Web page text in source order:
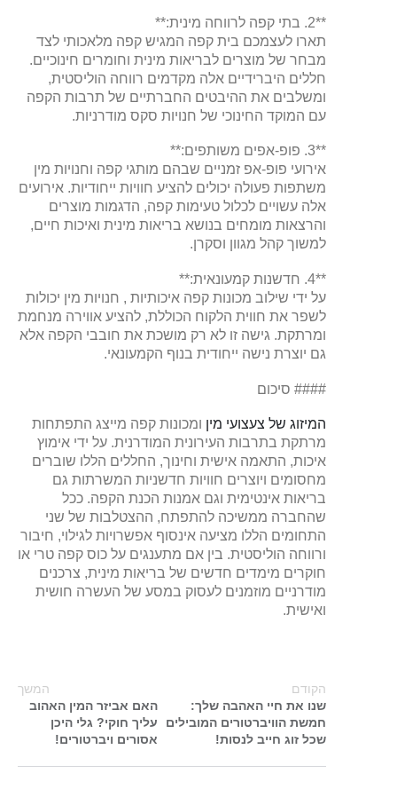
**2. בתי קפה לרווחה מינית:**
תארו לעצמכם בית קפה המגיש קפה מלאכותי לצד
מבחר של מוצרים לבריאות מינית וחומרים חינוכיים.
חללים היברידיים אלה מקדמים רווחה הוליסטית,
ומשלבים את ההיבטים החברתיים של תרבות הקפה
עם המוקד החינוכי של חנויות סקס מודרניות.
**3. פופ-אפים משותפים:**
אירועי פופ-אפ זמניים שבהם מותגי קפה וחנויות מין
משתפות פעולה יכולים להציע חוויות ייחודיות. אירועים
אלה עשויים לכלול טעימות קפה, הדגמות מוצרים
והרצאות מומחים בנושא בריאות מינית ואיכות חיים,
למשוך קהל מגוון וסקרן.
**4. חדשנות קמעונאית:**
על ידי שילוב מכונות קפה איכותיות , חנויות מין יכולות
לשפר את חווית הלקוח הכוללת, להציע אווירה מנחמת
ומרתקת. גישה זו לא רק מושכת את חובבי הקפה אלא
גם יוצרת נישה ייחודית בנוף הקמעונאי.
#### סיכום
המיזוג של צעצועי מין ומכונות קפה מייצג התפתחות
מרתקת בתרבות העירונית המודרנית. על ידי אימוץ
איכות, התאמה אישית וחינוך, החללים הללו שוברים
מחסומים ויוצרים חוויות חדשניות המשרתות גם
בריאות אינטימית וגם אמנות הכנת הקפה. ככל
שהחברה ממשיכה להתפתח, ההצטלבות של שני
התחומים הללו מציעה אינסוף אפשרויות לגילוי, חיבור
ורווחה הוליסטית. בין אם מתענגים על כוס קפה טרי או
חוקרים מימדים חדשים של בריאות מינית, צרכנים
מודרניים מוזמנים לעסוק במסע של העשרה חושית
ואישית.
הקודם
שנו את חיי האהבה שלך:
חמשת הוויברטורים המובילים
שכל זוג חייב לנסות!
המשך
האם אביזר המין האהוב
עליך חוקי? גלי היכן
אסורים ויברטורים!